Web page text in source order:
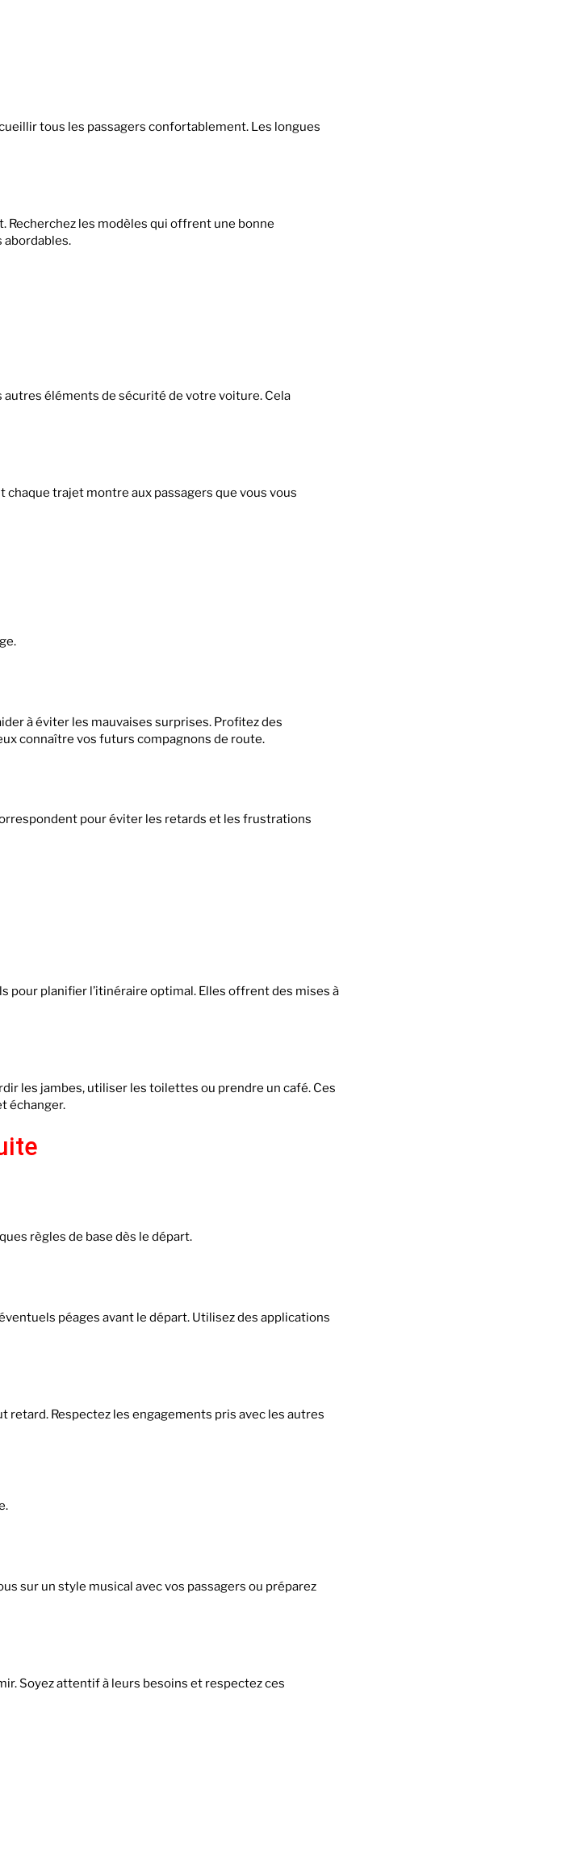
tous les passagers confortablement. Les longues
Recherchez les modèles qui offrent une bonne
abordables.
éléments de sécurité de votre voiture. Cela
chaque trajet montre aux passagers que vous vous
à éviter les mauvaises surprises. Profitez des
connaître vos futurs compagnons de route.
pour éviter les retards et les frustrations
pour planifier l’itinéraire optimal. Elles offrent des mises à
les jambes, utiliser les toilettes ou prendre un café. Ces
échanger.
règles de base dès le départ.
péages avant le départ. Utilisez des applications
Respectez les engagements pris avec les autres
sur un style musical avec vos passagers ou préparez
Soyez attentif à leurs besoins et respectez ces